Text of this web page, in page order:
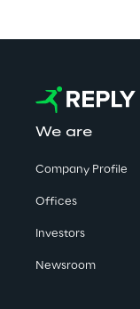
We are
Company Profile
Offices
Investors
Newsroom